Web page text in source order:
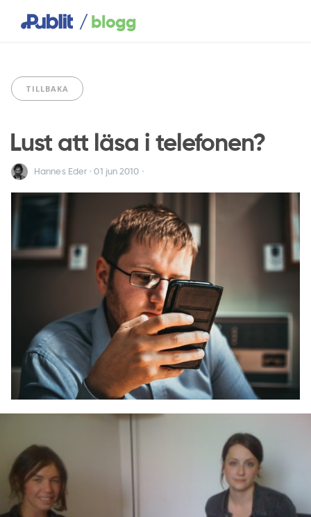
/blogg
TILLBAKA
Lust att läsa i telefonen?
Hannes Eder • 01 jun2010 •